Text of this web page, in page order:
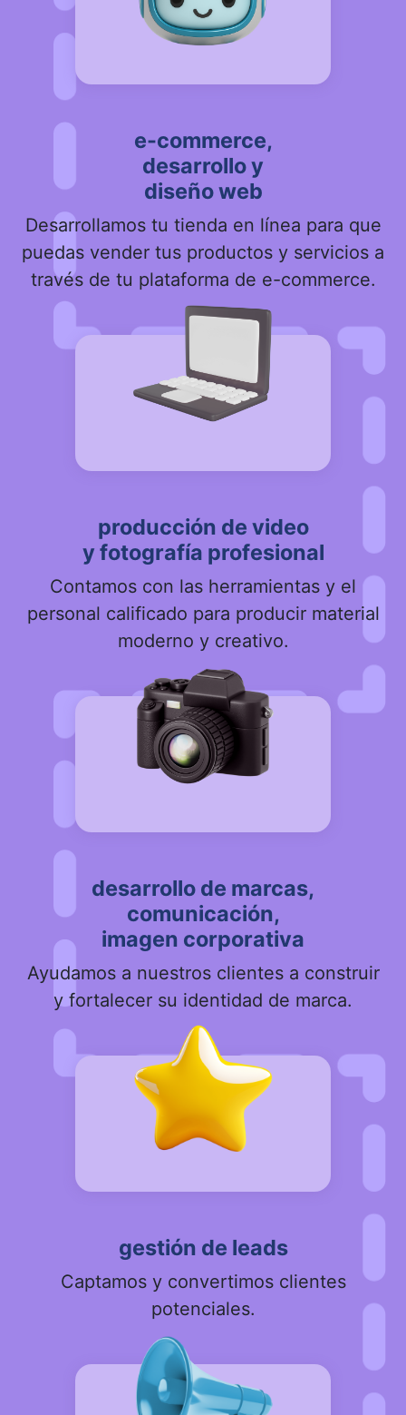
e-commerce,
desarrollo y
diseño web
Desarrollamos tu tienda en línea para que
puedas vender tus productos y servicios a
través de tu plataforma de e-commerce.
producción de video
y fotografía profesional
Contamos con las herramientas y el
personal calificado para producir material
moderno y creativo.
desarrollo de marcas,
comunicación,
imagen corporativa
Ayudamos a nuestros clientes a construir
y fortalecer su identidad de marca.
gestión de leads
Captamos y convertimos clientes
potenciales.